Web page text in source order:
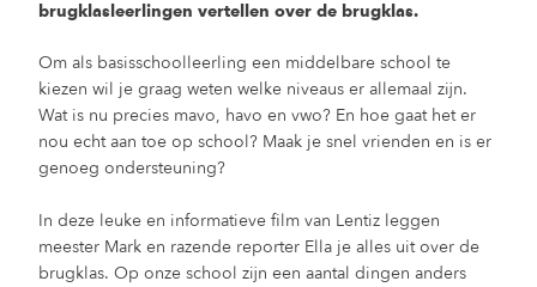
brugklasleerlingen vertellen over de brugklas.
Om als basisschoolleerling een middelbare school te
kiezen wil je graag weten welke niveaus er allemaal zijn.
Wat is nu precies mavo, havo en vwo? En hoe gaat het er
nou echt aan toe op school? Maak je snel vrienden en is er
genoeg ondersteuning?
In deze leuke en informatieve film van Lentiz leggen
meester Mark en razende reporter Ella je alles uit over de
brugklas. Op onze school zijn een aantal dingen anders